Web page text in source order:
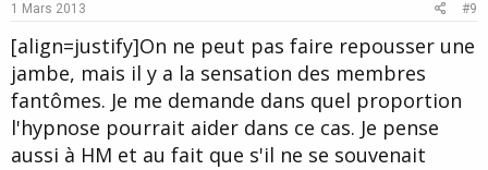
e
1 Mars 2013 #9
[align=justify]On ne peut pas faire repousser une
jambe, mais il y a la sensation des membres
fantômes. Je me demande dans quel proportion
l'hypnose pourrait aider dans ce cas. Je pense
aussi à HM et au fait que s'il ne se souvenait